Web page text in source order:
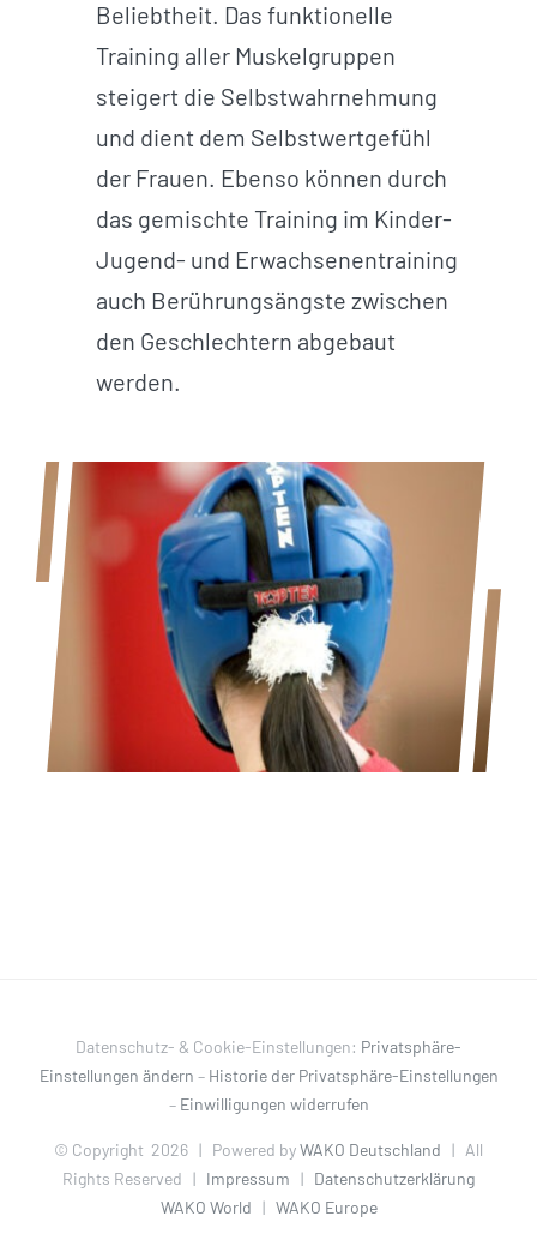
Beliebtheit. Das funktionelle
Training aller Muskelgruppen
steigert die Selbstwahrnehmung
und dient dem Selbstwertgefühl
der Frauen. Ebenso können durch
das gemischte Training im Kinder-
Jugend- und Erwachsenentraining
auch Berührungsängste zwischen
den Geschlechtern abgebaut
werden.
Datenschutz- & Cookie-Einstellungen: Privatsphäre-
Einstellungen ändern – Historie der Privatsphäre-Einstellungen
– Einwilligungen widerrufen
© Copyright 2026 | Powered byWAKO Deutschland | All
Rights Reserved | Impressum | Datenschutzerklärung
WAKO World | WAKO Europe